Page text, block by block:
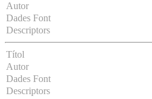
Autor
Dades Font
Descriptors
Títol
Autor
Dades Font
Descriptors